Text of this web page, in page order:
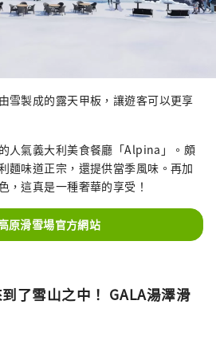
雪製成的露天甲板，讓遊客可以更享
人氣義大利美食餐廳「Alpina」。頗
麵味道正宗，還提供當季風味。再加
，這真是一種奢華的享受！
原滑雪場官方網站
了雪山之中！ GALA湯澤滑